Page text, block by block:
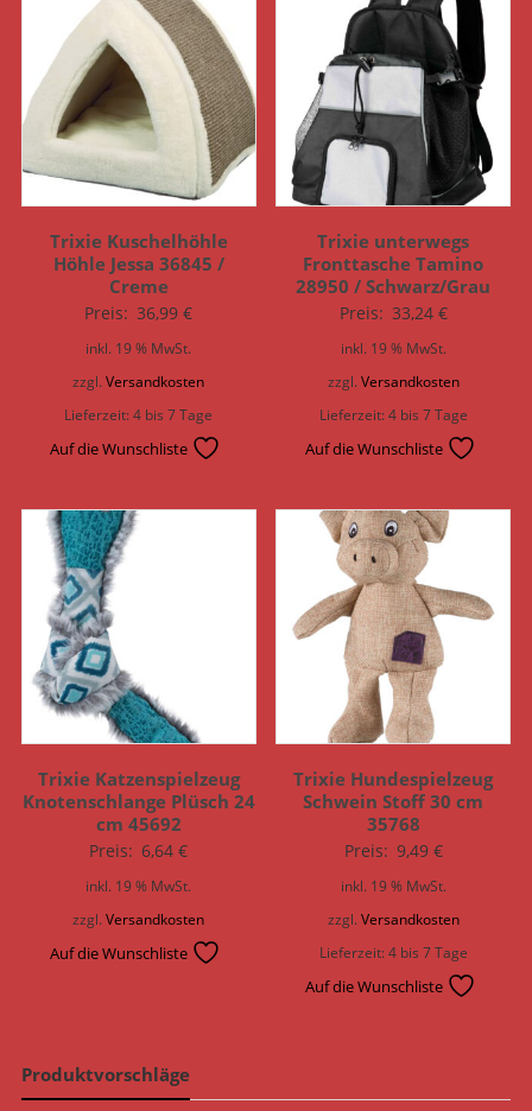
Trixie Kuschelhöhle
Höhle Jessa 36845 /
Creme
Preis: 36,99€
inkl. 19 % MwSt.
zzgl.Versandkosten
Lieferzeit:4 bis 7 Tage
Auf die Wunschliste
Trixie unterwegs
Fronttasche Tamino
28950 / Schwarz/Grau
Preis: 33,24 €
inkl. 19 % MwSt.
zzgl. Versandkosten
Lieferzeit:4 bis 7 Tage
Auf die Wunschliste
Trixie Katzenspielzeug
Knotenschlange Plüsch 24
cm 45692
Preis: 6,64€
inkl. 19 % MwSt.
zzgl.Versandkosten
Auf die Wunschliste
Trixie Hundespielzeug
Schwein Stoff 30 cm
35768
Preis: 9,49 €
inkl. 19 % MwSt.
zzgl. Versandkosten
Lieferzeit:4 bis 7 Tage
Auf die Wunschliste
Produktvorschläge